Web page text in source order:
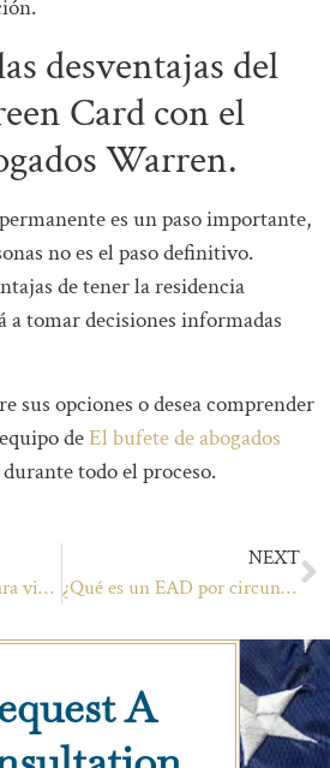
desventajas del
Card con el
Warren.
es un paso importante,
no es el paso definitivo.
de tener la residencia
a tomar decisiones informadas
sus opciones o desea comprender
deEl bufete de abogados
todo el proceso.
¿Qué son las fianzas para visados de turista?
NEXT
¿Qué es un EAD por circunstancias excepcionales?
A